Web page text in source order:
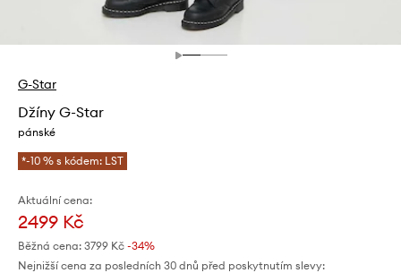
G-Star
Džíny G-Star
pánské
*-10 % s kódem: LST
Aktuální cena:
2499 Kč
Běžná cena: 3799 Kč -34%
Nejnižší cena za posledních 30 dnů před poskytnutím slevy: